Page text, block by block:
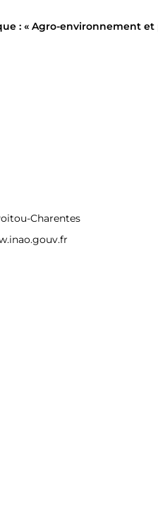
: « Agro-environnement et
Charentes